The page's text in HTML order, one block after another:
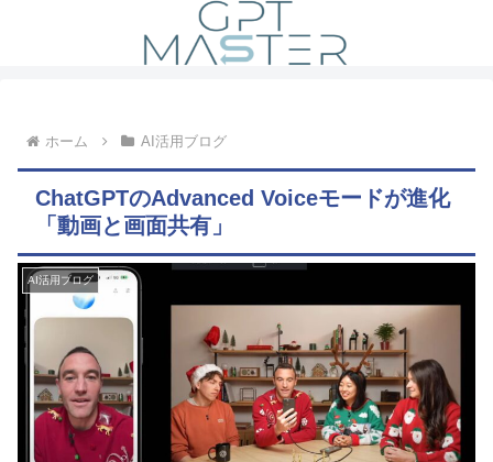
ホーム AI活用ブログ
ChatGPTのAdvanced Voiceモードが進化
「動画と画面共有」
AI活用ブログ